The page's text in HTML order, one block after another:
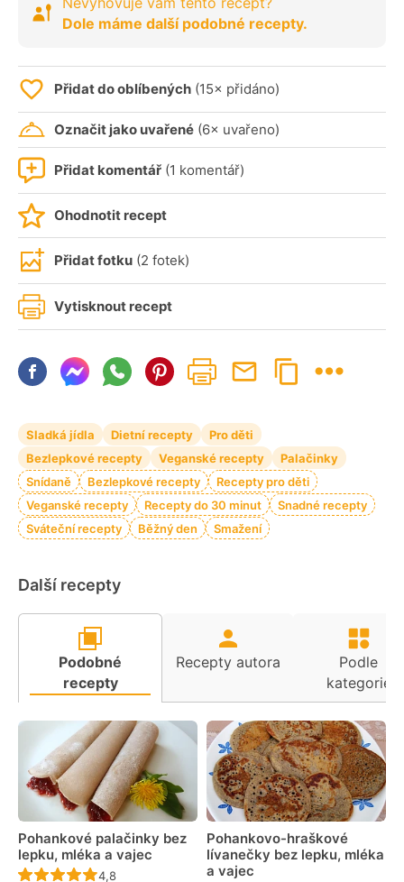
Dole máme další podobné recepty.
Přidat do oblíbených (15× přidáno)
Označit jako uvařené (6× uvařeno)
Přidat komentář (1 komentář)
Ohodnotit recept
Přidat fotku (2 fotek)
Vytisknout recept
Sladká jídla Dietní recepty
Pro děti
Bezlepkové recepty
Veganské recepty
Palačinky
Snídaně
Bezlepkové recepty
Recepty pro děti
Veganské recepty
Recepty do 30 minut
Snadné recepty
Sváteční recepty
Běžný den Smažení
Další recepty
Podobné
recepty
Recepty autora
Podle
kategorie
Pohankové palačinky bez
lepku, mléka a vajec
Recept ještě nebyl hodnocen
4,8
Pohankovo-hraškové
lívanečky bez lepku, mléka
a vajec